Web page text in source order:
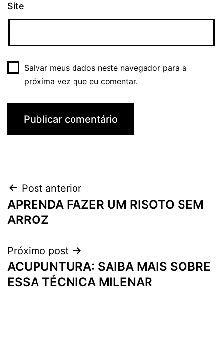
Site
Salvar meus dados neste navegador para a
próxima vez que eu comentar.
Navegação
de
Post anterior
APRENDA FAZER UM RISOTO SEM
ARROZ
Próximo post
ACUPUNTURA: SAIBA MAIS SOBRE
ESSA TÉCNICA MILENAR